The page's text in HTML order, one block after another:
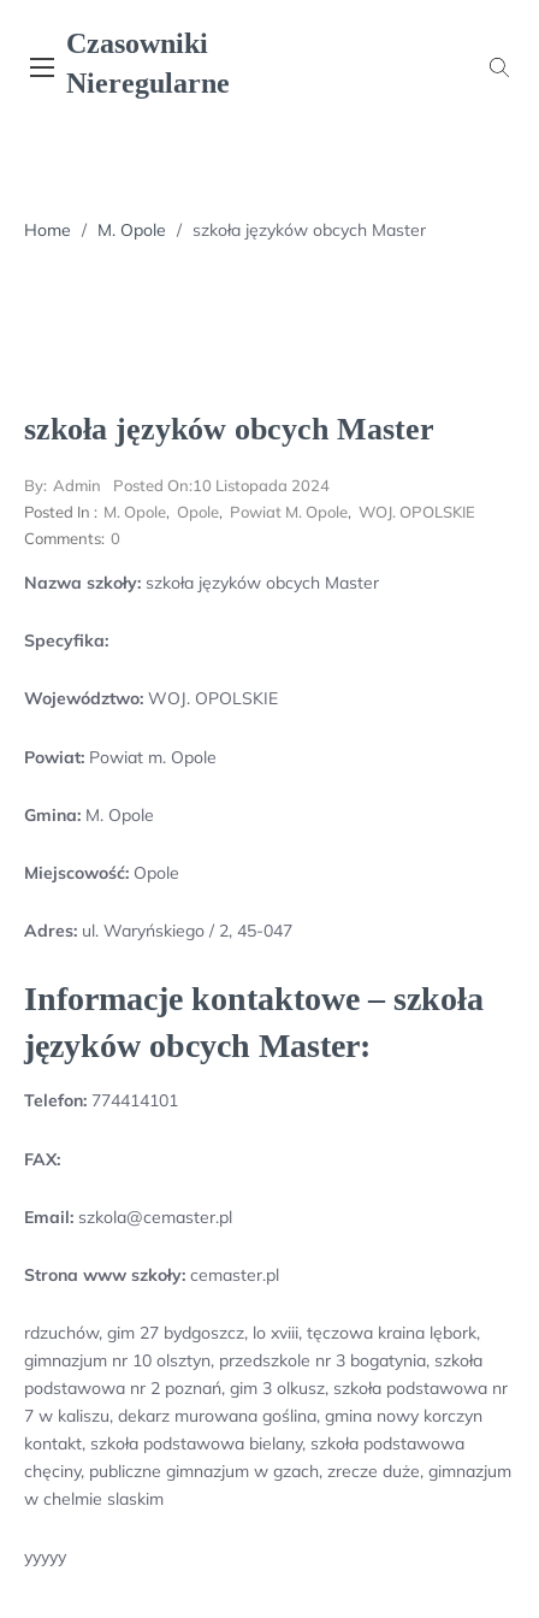
content
Czasowniki
Nieregularne
Home / M. Opole / szkoła języków obcych Master
szkoła języków obcych Master
By: Admin Posted On:10 Listopada 2024
Posted In : M. Opole, Opole, Powiat M. Opole, WOJ. OPOLSKIE
Comments: 0
Nazwa szkoły: szkoła języków obcych Master
Specyfika:
Województwo: WOJ. OPOLSKIE
Powiat: Powiat m. Opole
Gmina: M. Opole
Miejscowość: Opole
Adres: ul. Waryńskiego / 2, 45-047
Informacje kontaktowe – szkoła
języków obcych Master:
Telefon: 774414101
FAX:
Email: szkola@cemaster.pl
Strona www szkoły: cemaster.pl
rdzuchów, gim 27 bydgoszcz, lo xviii, tęczowa kraina lębork,
gimnazjum nr 10 olsztyn, przedszkole nr 3 bogatynia, szkoła
podstawowa nr 2 poznań, gim 3 olkusz, szkoła podstawowa nr
7 w kaliszu, dekarz murowana goślina, gmina nowy korczyn
kontakt, szkoła podstawowa bielany, szkoła podstawowa
chęciny, publiczne gimnazjum w gzach, zrecze duże, gimnazjum
w chelmie slaskim
yyyyy